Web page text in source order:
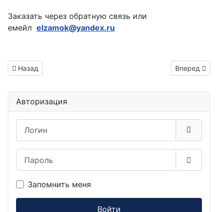
Заказать через обратную связь или
емейл elzamok@yandex.ru
Информация о материале
Предыдущий: Автоматический полив Каменск-Уральский
Назад Следующий:
Вперед
Авторизация
Запомнить меня
Войти